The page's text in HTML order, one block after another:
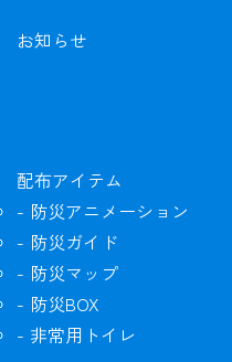
お知らせ
配布アイテム
防災アニメーション
防災ガイド
防災マップ
防災BOX
非常用トイレ